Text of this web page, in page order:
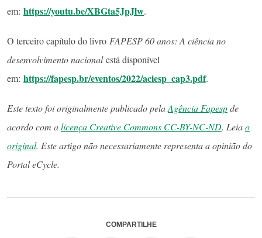
em: https://youtu.be/XBGta5JpJlw.
O terceiro capítulo do livro FAPESP 60 anos: A ciência no
desenvolvimento nacionalestá disponível
em: https://fapesp.br/eventos/2022/aciesp_cap3.pdf.
Este texto foi originalmente publicado pelaAgência Fapespde
acordo com alicença Creative Commons CC-BY-NC-ND. Leiao
original. Este artigo não necessariamente representa a opinião do
Portal eCycle.
COMPARTILHE